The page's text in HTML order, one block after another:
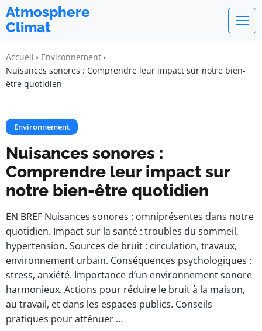
Atmosphere
Climat
Accueil
Environnement
Nuisances sonores : Comprendre leur impact sur notre bien-
être quotidien
Environnement
Nuisances sonores :
Comprendre leur impact sur
notre bien-être quotidien
EN BREF Nuisances sonores : omniprésentes dans notre
quotidien. Impact sur la santé : troubles du sommeil,
hypertension. Sources de bruit : circulation, travaux,
environnement urbain. Conséquences psychologiques :
stress, anxiété. Importance d’un environnement sonore
harmonieux. Actions pour réduire le bruit à la maison,
au travail, et dans les espaces publics. Conseils
pratiques pour atténuer …